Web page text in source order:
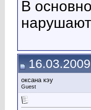
В
оксана кэу
Guest